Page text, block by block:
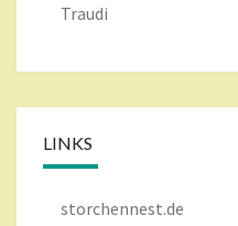
Traudi
LINKS
storchennest.de